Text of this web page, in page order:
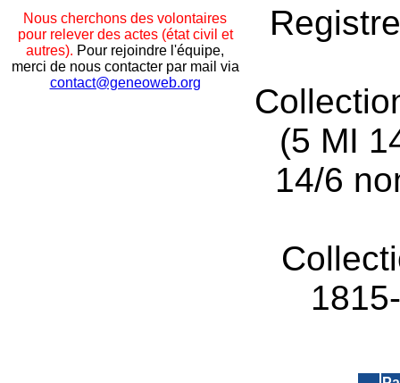
Nous cherchons des volontaires
pour relever des actes (état civil et
autres). Pour rejoindre l'équipe,
merci de nous contacter par mail via
contact@geneoweb.org
(5 MI
14/6